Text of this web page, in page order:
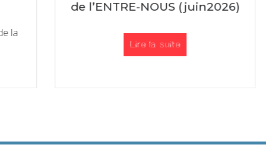
de l’ENTRE-NOUS (juin2026)
Lire la suite